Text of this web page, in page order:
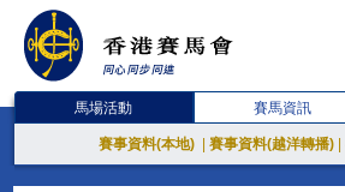
馬場活動 賽馬資訊
賽事資料(本地) 賽事資料(越洋轉播)